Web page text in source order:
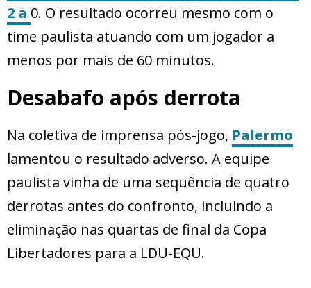
2 a 0. O resultado ocorreu mesmo com o
time paulista atuando com um jogador a
menos por mais de 60 minutos.
Desabafo após derrota
Na coletiva de imprensa pós-jogo, Palermo
lamentou o resultado adverso. A equipe
paulista vinha de uma sequência de quatro
derrotas antes do confronto, incluindo a
eliminação nas quartas de final da Copa
Libertadores para a LDU-EQU.